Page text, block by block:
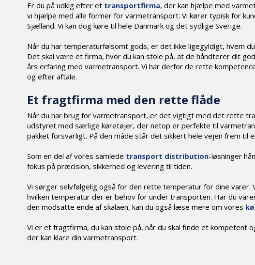
Er du på udkig efter et transportfirma, der kan hjælpe med
vi hjælpe med alle former for varmetransport. Vi kører typisk for
Sjælland. Vi kan dog køre til hele Danmark og det sydlige Sverige.
Når du har temperaturfølsomt gods, er det ikke ligegyldigt, hvem
Det skal være et firma, hvor du kan stole på, at de håndterer dit
års erfaring med varmetransport. Vi har derfor de rette
og efter aftale.
Et fragtfirma med den rette flåde
Når du har brug for varmetransport, er det vigtigt med det rette
udstyret med særlige køretøjer, der netop er perfekte til
pakket forsvarligt. På den måde står det sikkert hele vejen frem til
Som en del af vores samlede transport distribution-løsninger
fokus på præcision, sikkerhed og levering til tiden.
Vi sørger selvfølgelig også for den rette temperatur for dine varer.
hvilken temperatur der er behov for under transporten. Har du
den modsatte ende af skalaen, kan du også læse mere om vores
Vi er et fragtfirma, du kan stole på, når du skal finde et kompetent
der kan klare din varmetransport.